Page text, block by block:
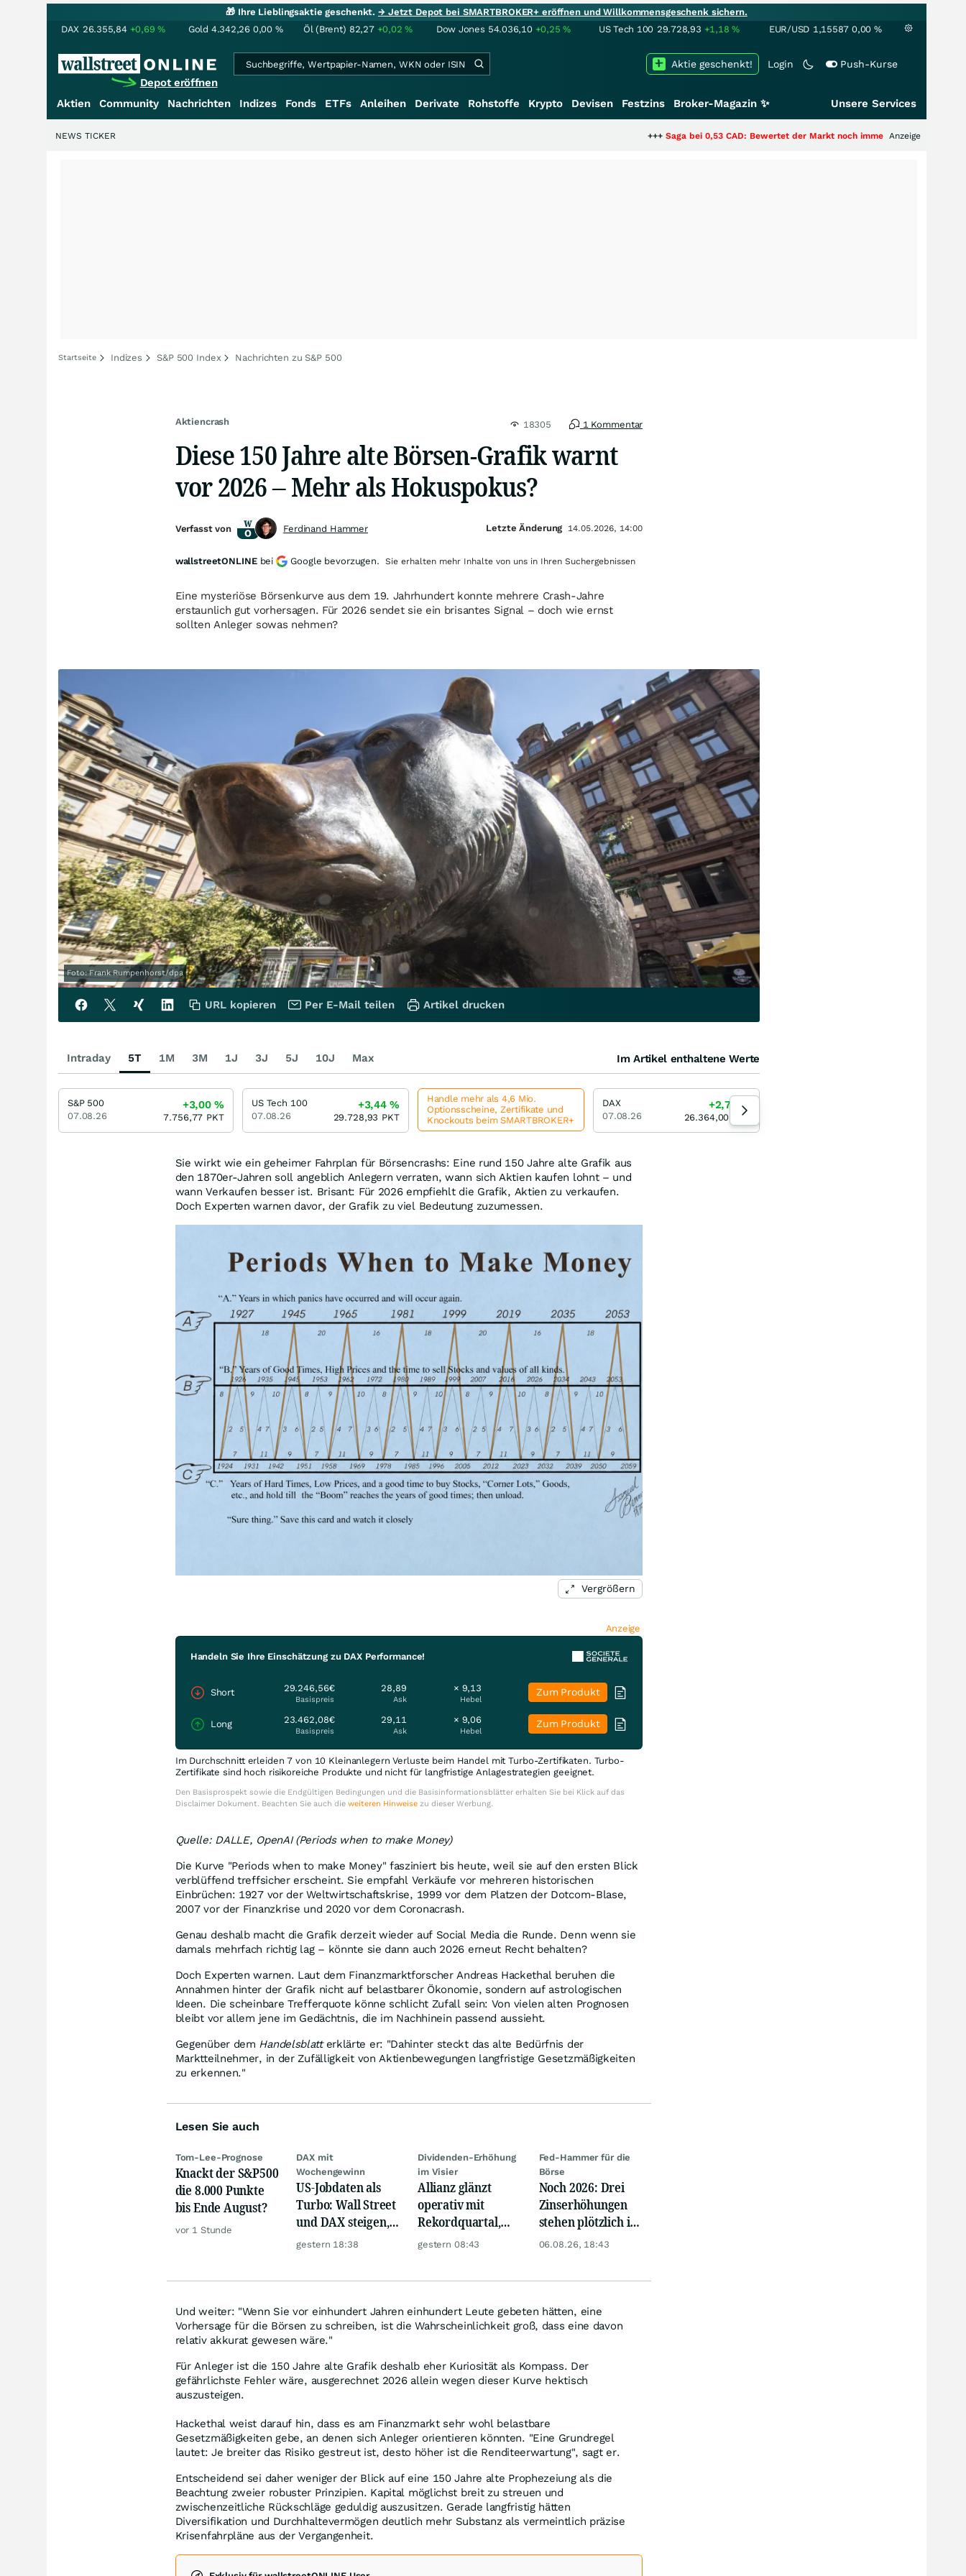
🎁 Ihre Lieblingsaktie geschenkt.→ Jetzt Depot bei SMARTBROKER+ eröffnen und Willkommensgeschenk sichern.
DAX 26.355,84 +0,69% Gold 4.342,26 0,00 % Öl (Brent) 82,27 +0,02% Dow Jones 54.036,10 +0,25% US Tech 100 29.728,93 +1,18% EUR/USD 1,15587 0,00 %
Depot eröffnen
Login Push-Kurse
Aktie geschenkt!
Aktien Community Nachrichten Indizes Fonds ETFs Anleihen Derivate Rohstoffe Krypto Devisen Festzins Broker-Magazin ✨ Unsere Services
Saga bei 0,53 CAD: Bewertet der Markt noch immer nur die Hälfte der Story?
Anzeige
NEWS TICKER
Startseite Indizes S&P 500 Index Nachrichten zu S&P 500
Aktiencrash 18305 1 Kommentar
Diese 150 Jahre alte Börsen-Grafik warnt
vor 2026 – Mehr als Hokuspokus?
Eine mysteriöse Börsenkurve aus dem 19. Jahrhundert konnte mehrere Crash-Jahre
erstaunlich gut vorhersagen. Für 2026 sendet sie ein brisantes Signal – doch wie ernst
sollten Anleger sowas nehmen?
Foto: Frank Rumpenhorst/dpa
Sie wirkt wie ein geheimer Fahrplan für Börsencrashs: Eine rund 150 Jahre alte Grafik aus
den 1870er-Jahren soll angeblich Anlegern verraten, wann sich Aktien kaufen lohnt – und
wann Verkaufen besser ist. Brisant: Für 2026 empfiehlt die Grafik, Aktien zu verkaufen.
Doch Experten warnen davor, der Grafik zu viel Bedeutung zuzumessen.
Vergrößern
Anzeige
Handeln Sie Ihre Einschätzung zu DAX Performance!
Short 29.246,56€
Basispreis
28,89
Ask
× 9,13
Hebel
Zum Produkt
Long 23.462,08€
Basispreis
29,11
Ask
× 9,06
Hebel
Zum Produkt
Im Durchschnitt erleiden 7 von 10 Kleinanlegern Verluste beim Handel mit Turbo-Zertifikaten. Turbo-
Zertifikate sind hoch risikoreiche Produkte und nicht für langfristige Anlagestrategien geeignet.
Den Basisprospekt sowie die Endgültigen Bedingungen und die Basisinformationsblätter erhalten Sie bei Klick auf das
Disclaimer Dokument. Beachten Sie auch die weiteren Hinweisezu dieser Werbung.
Quelle: DALLE, OpenAI (Periods when to make Money)
Die Kurve "Periods when to make Money" fasziniert bis heute, weil sie auf den ersten Blick
verblüffend treffsicher erscheint. Sie empfahl Verkäufe vor mehreren historischen
Einbrüchen: 1927 vor der Weltwirtschaftskrise, 1999 vor dem Platzen der Dotcom-Blase,
2007 vor der Finanzkrise und 2020 vor dem Coronacrash.
Genau deshalb macht die Grafik derzeit wieder auf Social Media die Runde. Denn wenn sie
damals mehrfach richtig lag – könnte sie dann auch 2026 erneut Recht behalten?
Doch Experten warnen. Laut dem Finanzmarktforscher Andreas Hackethal beruhen die
Annahmen hinter der Grafik nicht auf belastbarer Ökonomie, sondern auf astrologischen
Ideen. Die scheinbare Trefferquote könne schlicht Zufall sein: Von vielen alten Prognosen
bleibt vor allem jene im Gedächtnis, die im Nachhinein passend aussieht.
Gegenüber dem Handelsblatterklärte er: "Dahinter steckt das alte Bedürfnis der
Marktteilnehmer, in der Zufälligkeit von Aktienbewegungen langfristige Gesetzmäßigkeiten
zu erkennen."
Lesen Sie auch
Tom-Lee-Prognose
Knackt der S&P500
die 8.000 Punkte
bis Ende August?
vor 1 Stunde
DAX mit
Wochengewinn
US-Jobdaten als
Turbo: Wall Street
und DAX steigen,
Gold glänzt
gestern 18:38
Dividenden-Erhöhung
im Visier
Allianz glänzt
operativ mit
Rekordquartal,
doch KI-Kosten
gestern 08:43
Fed-Hammer für die
Börse
Noch 2026: Drei
Zinserhöhungen
stehen plötzlich im
Raum
06.08.26, 18:43
Und weiter: "Wenn Sie vor einhundert Jahren einhundert Leute gebeten hätten, eine
Vorhersage für die Börsen zu schreiben, ist die Wahrscheinlichkeit groß, dass eine davon
relativ akkurat gewesen wäre."
Für Anleger ist die 150 Jahre alte Grafik deshalb eher Kuriosität als Kompass. Der
gefährlichste Fehler wäre, ausgerechnet 2026 allein wegen dieser Kurve hektisch
auszusteigen.
Hackethal weist darauf hin, dass es am Finanzmarkt sehr wohl belastbare
Gesetzmäßigkeiten gebe, an denen sich Anleger orientieren könnten. "Eine Grundregel
lautet: Je breiter das Risiko gestreut ist, desto höher ist die Renditeerwartung", sagt er.
Entscheidend sei daher weniger der Blick auf eine 150 Jahre alte Prophezeiung als die
Beachtung zweier robuster Prinzipien. Kapital möglichst breit zu streuen und
zwischenzeitliche Rückschläge geduldig auszusitzen. Gerade langfristig hätten
Diversifikation und Durchhaltevermögen deutlich mehr Substanz als vermeintlich präzise
Krisenfahrpläne aus der Vergangenheit.
Verfasst von Ferdinand Hammer Letzte Änderung 14.05.2026, 14:00
wallstreetONLINE bei Google bevorzugen. Sie erhalten mehr Inhalte von uns in Ihren Suchergebnissen
URL kopieren Per E-Mail teilen Artikel drucken
Intraday 5T 1M 3M 1J 3J 5J 10J Max Im Artikel enthaltene Werte
S&P 500
07.08.26
+3,00%
7.756,77 PKT
US Tech 100
07.08.26
+3,44%
29.728,93 PKT
Handle mehr als 4,6 Mio.
Optionsscheine, Zertifikate und
Knockouts beim SMARTBROKER+
DAX
07.08.26
+2,78 %
26.364,00 PKT